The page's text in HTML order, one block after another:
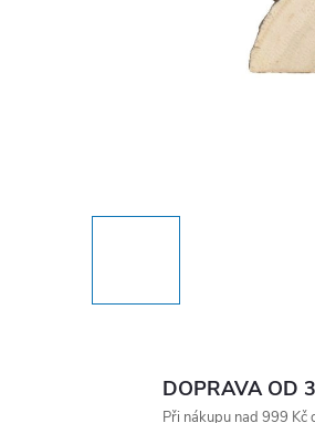
DOPRAVA OD
Při nákupu nad 999 Kč